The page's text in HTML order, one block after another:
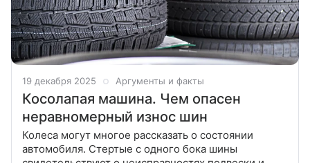
19 декабря 2025 Аргументы и факты
Косолапая машина. Чем опасен
неравномерный износ шин
Колеса могут многое рассказать о состоянии
автомобиля. Стертые с одного бока шины